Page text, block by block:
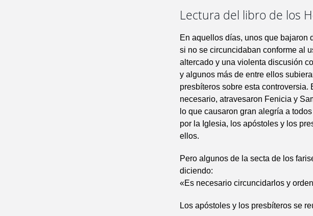
Lectura del libro de los
En aquellos días, unos que bajaron
si no se circuncidaban conforme al
altercado y una violenta discusión
y algunos más de entre ellos
presbíteros sobre esta
necesario, atravesaron Fenicia y
lo que causaron gran alegría a
por la Iglesia, los apóstoles y los
ellos.
Pero algunos de la secta de los
diciendo:
«Es necesario circuncidarlos y
Los apóstoles y los presbíteros se